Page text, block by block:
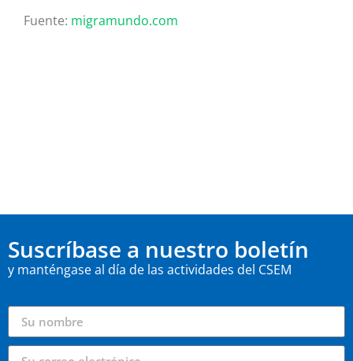
Fuente: migramundo.com
Suscríbase a nuestro boletín
y manténgase al día de las actividades del CSEM